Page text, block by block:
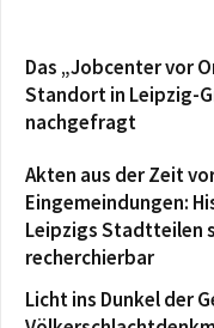
Das „Jobcenter vor
Standort in Leipzig-
nachgefragt
Akten aus der Zeit
Eingemeindungen:
Leipzigs Stadtteilen
recherchierbar
Licht ins Dunkel der